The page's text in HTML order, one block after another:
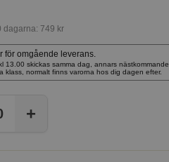
dagarna: 749 kr
för omgående leverans.
13.00 skickas samma dag, annars nästkommande
klass, normalt finns varorna hos dig dagen efter.
+